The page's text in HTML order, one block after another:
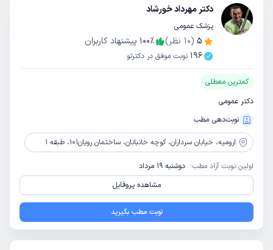
دکتر مهرداد خورشاد
پزشک عمومی
5
(
10 نظر) 100٪
پیشنهاد کاربران
196 نوبت موفق در دکترتو
کمترین معطلی
دکتر عمومی
نوبت‌دهی مطب
ارومیه، خیابان سرداران، کوچه خانبانان، ساختمان رویان101، طبقه 1
اولین نوبت آزاد مطب: دوشنبه 19 مرداد
مشاهده پروفایل
نوبت مطب بگیرید